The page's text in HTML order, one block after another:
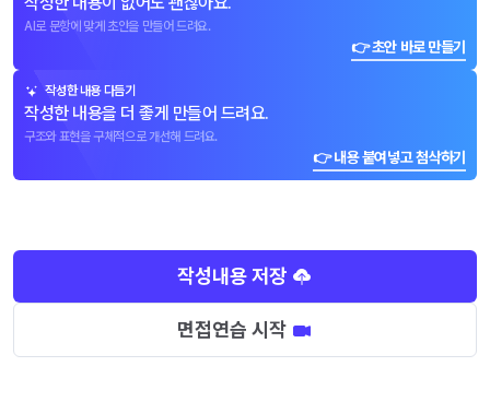
AI로 문항에 맞게 초안을 만들어 드려요.
👉 초안 바로 만들기
작성한 내용 다듬기
작성한 내용을 더 좋게 만들어 드려요.
구조와 표현을 구체적으로 개선해 드려요.
👉 내용 붙여넣고 첨삭하기
작성내용 저장
면접연습 시작